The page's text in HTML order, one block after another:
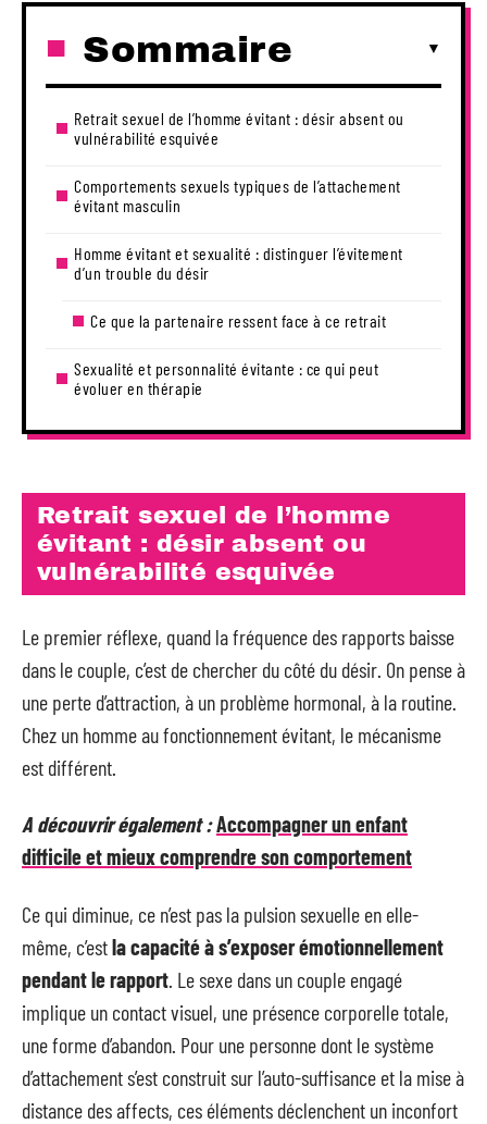
Sommaire
Retrait sexuel de l’homme évitant : désir absent ou
vulnérabilité esquivée
Comportements sexuels typiques de l’attachement
évitant masculin
Homme évitant et sexualité : distinguer l’évitement
d’un trouble du désir
Ce que la partenaire ressent face à ce retrait
Sexualité et personnalité évitante : ce qui peut
évoluer en thérapie
Retrait sexuel de l’homme
évitant : désir absent ou
vulnérabilité esquivée
Le premier réflexe, quand la fréquence des rapports baisse
dans le couple, c’est de chercher du côté du désir. On pense à
une perte d’attraction, à un problème hormonal, à la routine.
Chez un homme au fonctionnement évitant, le mécanisme
est différent.
A découvrir également :Accompagner un enfant
difficile et mieux comprendre son comportement
Ce qui diminue, ce n’est pas la pulsion sexuelle en elle-
même, c’estla capacité à s’exposer émotionnellement
pendant le rapport . Le sexe dans un couple engagé
implique un contact visuel, une présence corporelle totale,
une forme d’abandon. Pour une personne dont le système
d’attachement s’est construit sur l’auto-suffisance et la mise à
distance des affects, ces éléments déclenchent un inconfort